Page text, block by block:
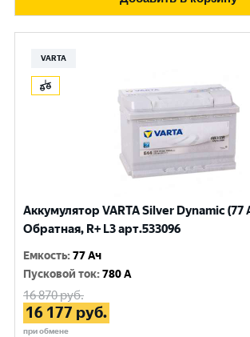
VARTA
Аккумулятор VARTA Silver Dynamic (77
Обратная, R+ L3 арт.533096
Емкость:77 Ач
Пусковой ток:780 A
16 870руб.
16 177 руб.
при обмене